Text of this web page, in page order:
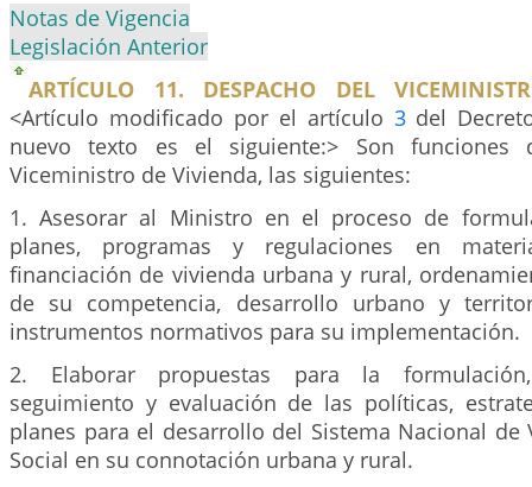
Notas de Vigencia
Legislación Anterior
ARTÍCULO 11. DESPACHO DEL
<Artículo modificado por el artículo 3del
nuevo texto es el siguiente:> Son funciones
Viceministro de Vivienda, las siguientes:
1. Asesorar al Ministro en el proceso de
planes, programas y regulaciones en
financiación de vivienda urbana y rural,
de su competencia, desarrollo urbano y
instrumentos normativos para su implementación.
2. Elaborar propuestas para la formulación,
seguimiento y evaluación de las políticas,
planes para el desarrollo del Sistema Nacional de
Social en su connotación urbana y rural.